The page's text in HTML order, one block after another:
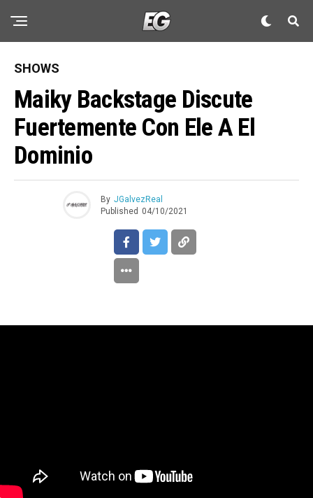
SHOWS
Maiky Backstage Discute
Fuertemente Con Ele A El
Dominio
By JGalvezReal
Published 04/10/2021